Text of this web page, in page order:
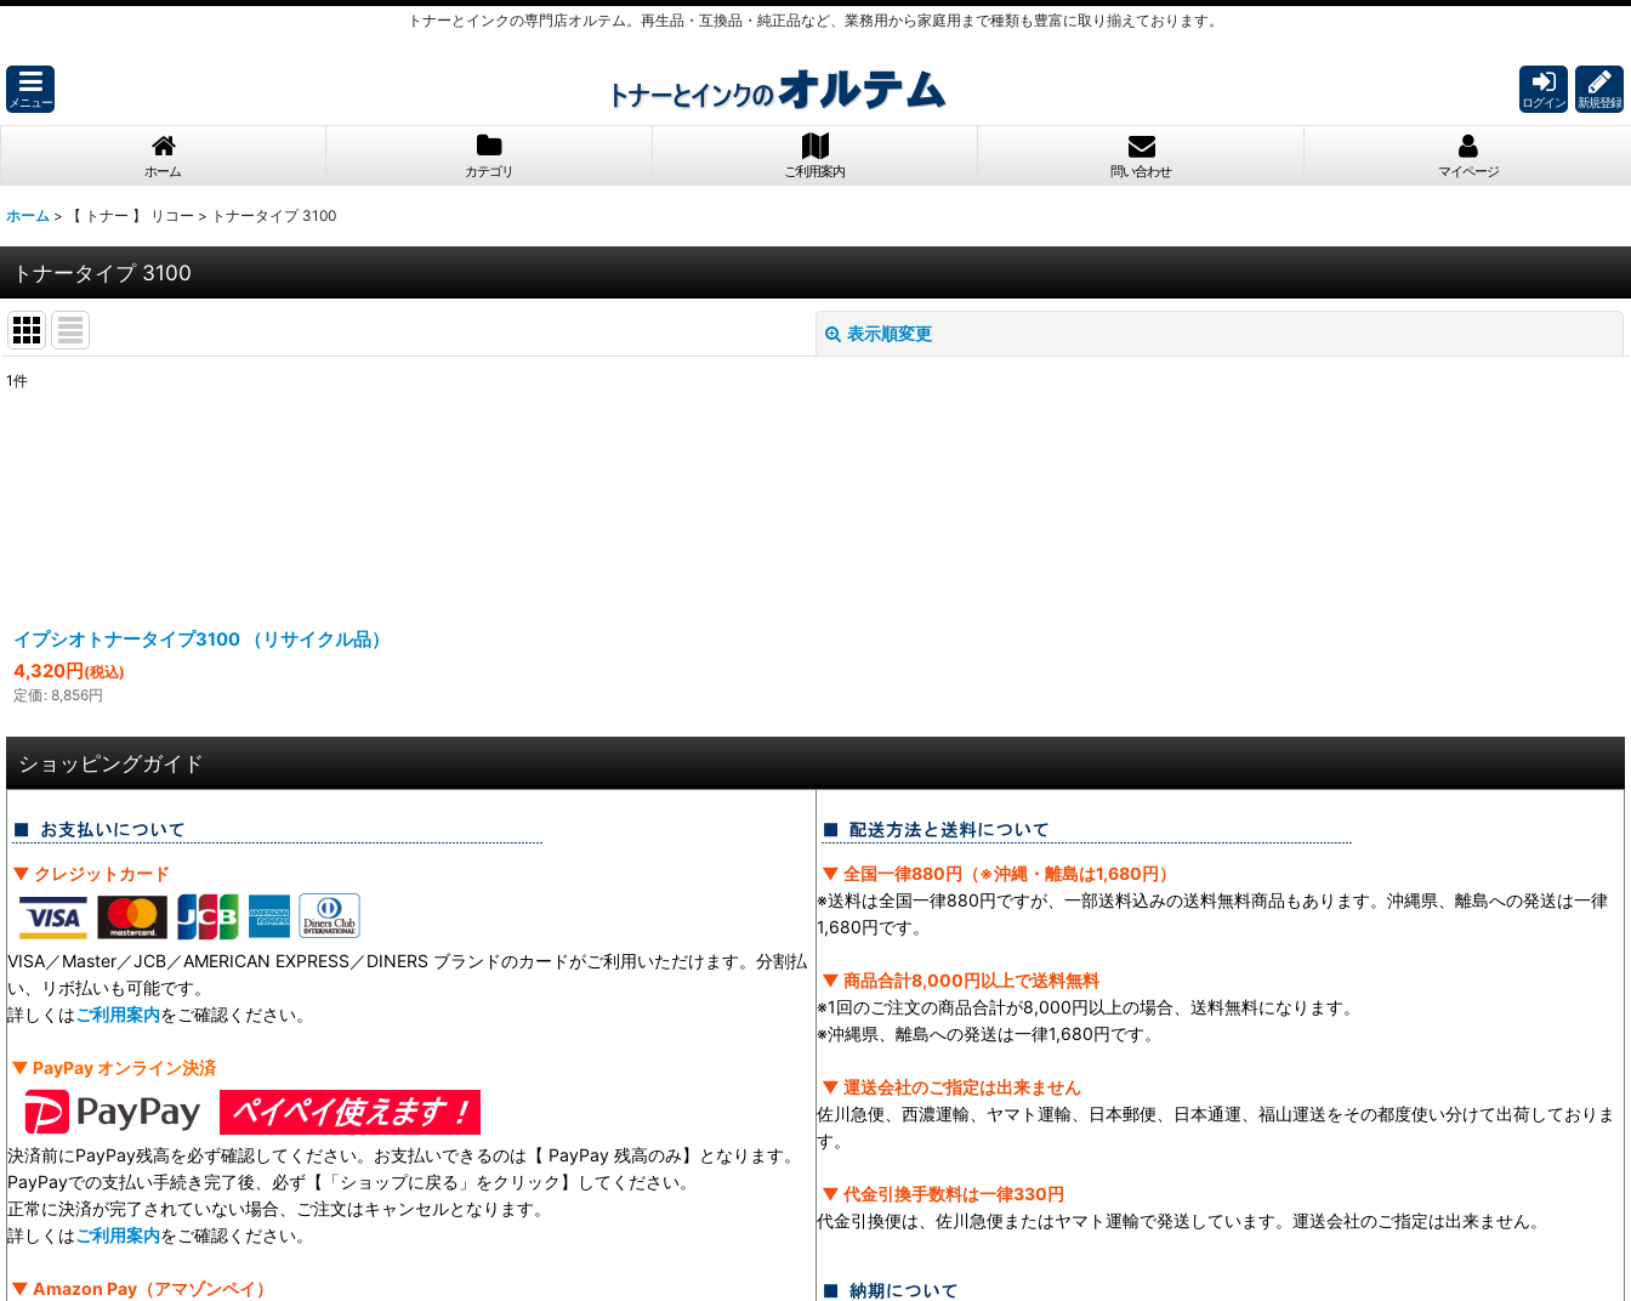
トナーとインクの専門店オルテム。再生品・互換品・純正品など、業務用から家庭用まで種類も豊富に取り揃えております。
メニュー ログイン 新規登録
ホーム カテゴリ ご利用案内 問い合わせ マイページ
ホーム > 【 トナー 】 リコー > トナータイプ 3100
トナータイプ 3100
表示順変更
1件
イプシオトナータイプ3100 （リサイクル品）
4,320円 (税込)
定価 : 8,856円
ショッピングガイド
▼ クレジットカード
VISA／Master／JCB／AMERICAN EXPRESS／DINERS ブランドのカードがご利用いただけます。分割払
い、リボ払いも可能です。
詳しくはご利用案内をご確認ください。
▼ PayPay オンライン決済
決済前にPayPay残高を必ず確認してください。お支払いできるのは【 PayPay 残高のみ】となります。
PayPayでの支払い手続き完了後、必ず【「ショップに戻る」をクリック】してください。
正常に決済が完了されていない場合、ご注文はキャンセルとなります。
詳しくはご利用案内をご確認ください。
▼ Amazon Pay（アマゾンペイ）
▼ 全国一律880円（※沖縄・離島は1,680円）
※送料は全国一律880円ですが、一部送料込みの送料無料商品もあります。沖縄県、離島への発送は一律
1,680円です。
▼ 商品合計8,000円以上で送料無料
※1回のご注文の商品合計が8,000円以上の場合、送料無料になります。
※沖縄県、離島への発送は一律1,680円です。
▼ 運送会社のご指定は出来ません
佐川急便、西濃運輸、ヤマト運輸、日本郵便、日本通運、福山運送をその都度使い分けて出荷しておりま
す。
▼ 代金引換手数料は一律330円
代金引換便は、佐川急便またはヤマト運輸で発送しています。運送会社のご指定は出来ません。